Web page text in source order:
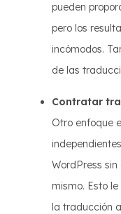
pueden
pero los
incómodos.
de las
Contratar
Otro enfoque
WordPress
mismo. Esto
la traducción